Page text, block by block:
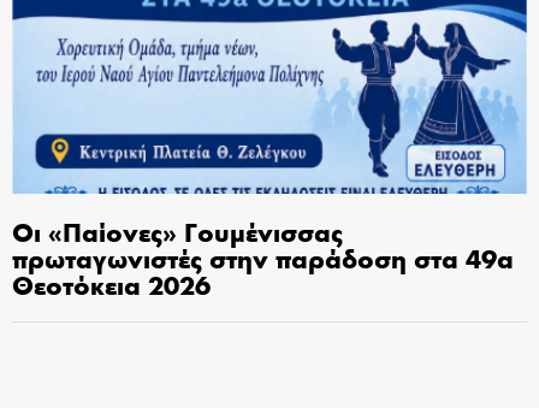
Οι «Παίονες» Γουμένισσας
πρωταγωνιστές στην παράδοση στα 49α
Θεοτόκεια 2026